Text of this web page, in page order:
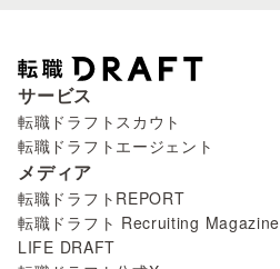
サービス
転職ドラフトスカウト
転職ドラフトエージェント
メディア
転職ドラフトREPORT
転職ドラフト Recruiting Magazine
LIFE DRAFT